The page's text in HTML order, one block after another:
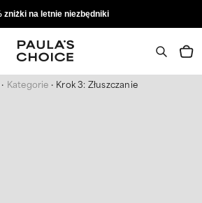
zniżki na letnie niezbędniki
Kategorie Krok 3: Złuszczanie